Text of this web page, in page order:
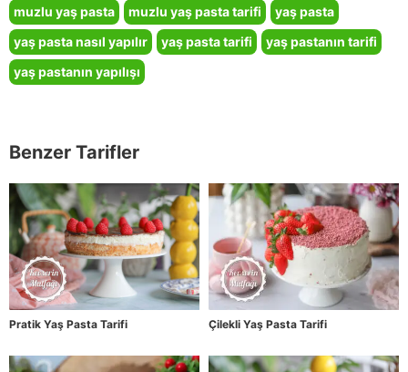
muzlu yaş pasta muzlu yaş pasta tarifi
yaş pasta
yaş pasta nasıl yapılır
yaş pasta tarifi
yaş pastanın tarifi
yaş pastanın yapılışı
Benzer Tarifler
Pratik Yaş Pasta Tarifi Çilekli Yaş Pasta Tarifi